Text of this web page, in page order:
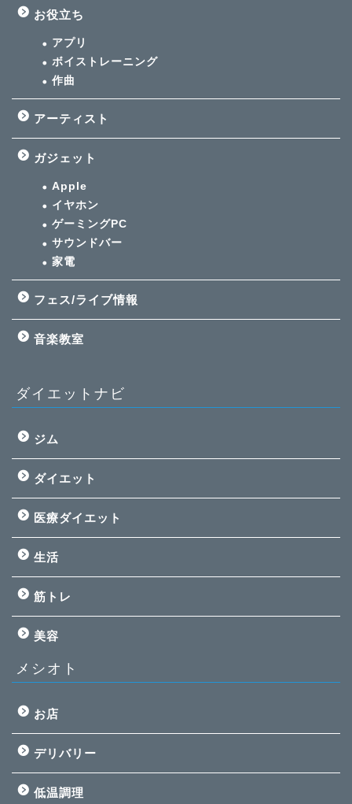
お役立ち
アプリ
ボイストレーニング
作曲
アーティスト
ガジェット
Apple
イヤホン
ゲーミングPC
サウンドバー
家電
フェス/ライブ情報
音楽教室
ダイエットナビ
ジム
ダイエット
医療ダイエット
生活
筋トレ
美容
メシオト
お店
デリバリー
低温調理